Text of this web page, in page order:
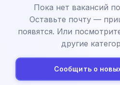
Пока нет вакансий
Оставьте почту —
появятся. Или
другие
Сообщить о